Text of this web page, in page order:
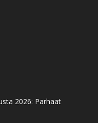
2026: Parhaat